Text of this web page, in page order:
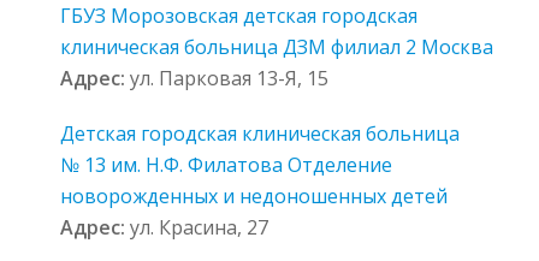
ГБУЗ Морозовская детская городская
клиническая больница ДЗМ филиал 2 Москва
Адрес: ул. Парковая 13-Я, 15
Детская городская клиническая больница
№ 13 им. Н.Ф. Филатова Отделение
новорожденных и недоношенных детей
Адрес: ул. Красина, 27